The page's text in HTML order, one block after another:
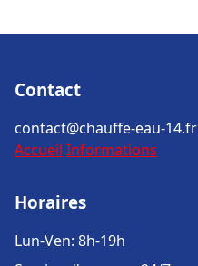
Contact
contact@chauffe-eau-14.fr
Accueil Informations
Horaires
Lun-Ven: 8h-19h